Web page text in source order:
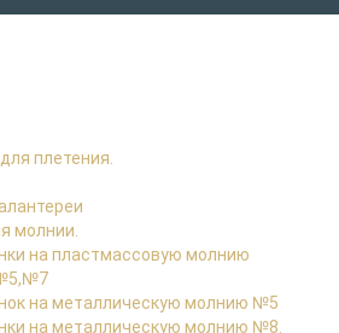
плетения.
молнии.
на пластмассовую молнию
на металлическую молнию №5
на металлическую молнию №8.